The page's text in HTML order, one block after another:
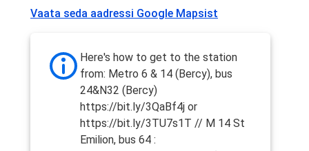
Vaata seda aadressi Google Mapsist
Here's how to get to the station
from: Metro 6 & 14 (Bercy), bus
24&N32 (Bercy)
https://bit.ly/3QaBf4j or
https://bit.ly/3TU7s1T // M 14 St
Emilion, bus 64 :